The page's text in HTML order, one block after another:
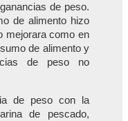
de peso.
de alimento hizo
mejorara como en
de alimento y
de peso no
de peso con la
de pescado,